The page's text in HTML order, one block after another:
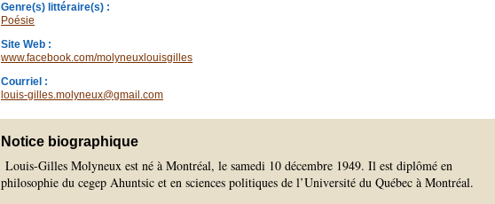
Genre(s) littéraire(s) :
Poésie
Site Web :
www.facebook.com/molyneuxlouisgilles
Courriel :
louis-gilles.molyneux@gmail.com
Notice biographique
Louis-Gilles Molyneux est né à Montréal, le samedi 10 décembre 1949. Il est diplômé en
philosophie du cegep Ahuntsic et en sciences politiques de l’Université du Québec à Montréal.